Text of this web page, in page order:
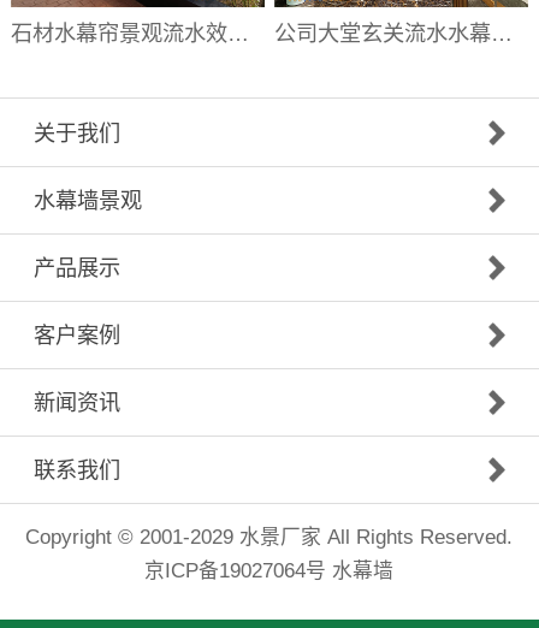
石材水幕帘景观流水效果|水幕帘厂家 公司大堂玄关流水水幕墙|大堂流水背景墙厂家
关于我们
水幕墙景观
产品展示
客户案例
新闻资讯
联系我们
Copyright © 2001-2029 水景厂家 All Rights Reserved.
京ICP备19027064号 水幕墙